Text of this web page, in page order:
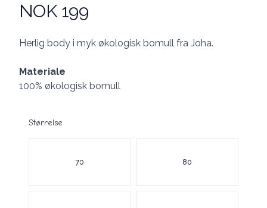
Produktdetaljer
NOK 199
Description
Herlig body i myk økologisk bomull fra Joha.
Materiale
100% økologisk bomull
Størrelse
Velg en Størrelse
70 80